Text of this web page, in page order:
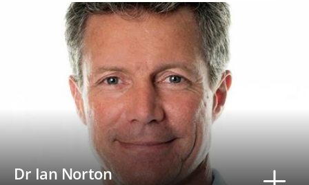
Dr Ian Norton